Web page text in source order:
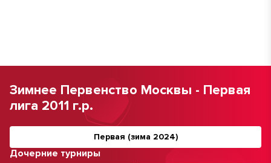
Зимнее Первенство Москвы - Первая
лига 2011 г.р.
Первая (зима 2024)
Дочерние турниры